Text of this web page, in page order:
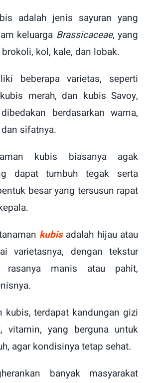
adalah jenis sayuran yang
keluarga Brassicaceae, yang
kol, kale, dan lobak.
beberapa varietas, seperti
merah, dan kubis Savoy,
berdasarkan warna,
sifatnya.
kubis biasanya agak
dapat tumbuh tegak serta
besar yang tersusun rapat
kubisadalah hijau atau
varietasnya, dengan tekstur
rasanya manis atau pahit,
kubis, terdapat kandungan gizi
vitamin, yang berguna untuk
agar kondisinya tetap sehat.
banyak masyarakat